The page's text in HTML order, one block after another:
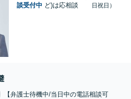
談受付中 ど)は応相談
日祝日）
【弁護士待機中/当日中の電話相談可